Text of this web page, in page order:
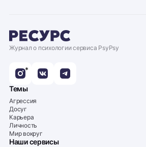
Журнал о психологии сервиса PsyPsy
*
Темы
Агрессия
Досуг
Карьера
Личность
Мир вокруг
Наши сервисы